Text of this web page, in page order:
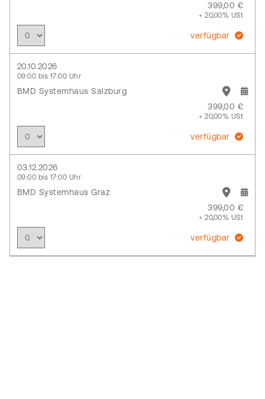
399,00 €
+ 20,00% USt
verfügbar
20.10.2026
09:00 bis 17:00 Uhr
BMD Systemhaus Salzburg
399,00 €
+ 20,00% USt
verfügbar
03.12.2026
09:00 bis 17:00 Uhr
BMD Systemhaus Graz
399,00 €
+ 20,00% USt
verfügbar